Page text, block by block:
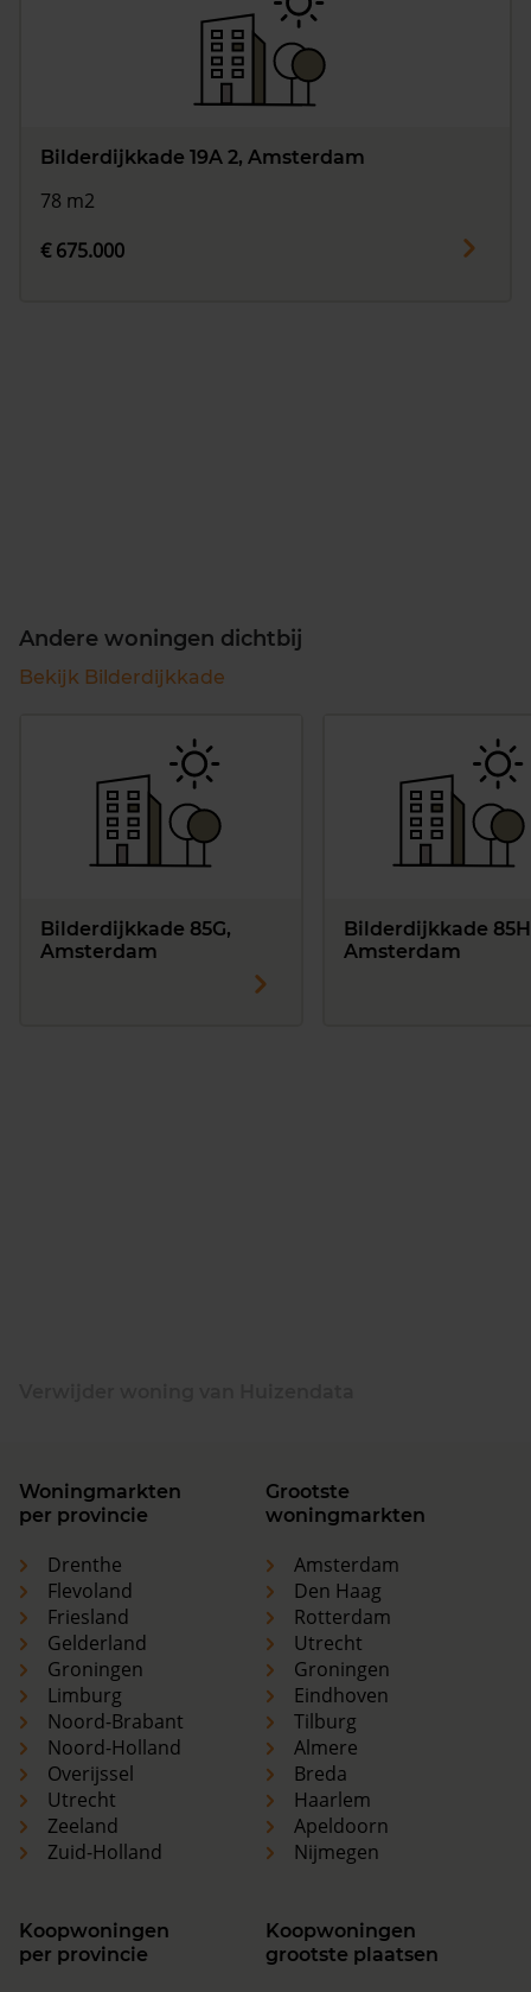
Bilderdijkkade 19A 2, Amsterdam
78 m2
€ 675.000
Andere woningen dichtbij
Bekijk Bilderdijkkade
Bilderdijkkade 85G,
Amsterdam
Bilderdijkkade
Amsterdam
Woningmarkten
per provincie
Drenthe
Flevoland
Friesland
Gelderland
Groningen
Limburg
Noord-Brabant
Noord-Holland
Overijssel
Utrecht
Zeeland
Zuid-Holland
Grootste
woningmarkten
Amsterdam
Den Haag
Rotterdam
Utrecht
Groningen
Eindhoven
Tilburg
Almere
Breda
Haarlem
Apeldoorn
Nijmegen
Koopwoningen
per provincie
Koopwoningen
grootste plaatsen